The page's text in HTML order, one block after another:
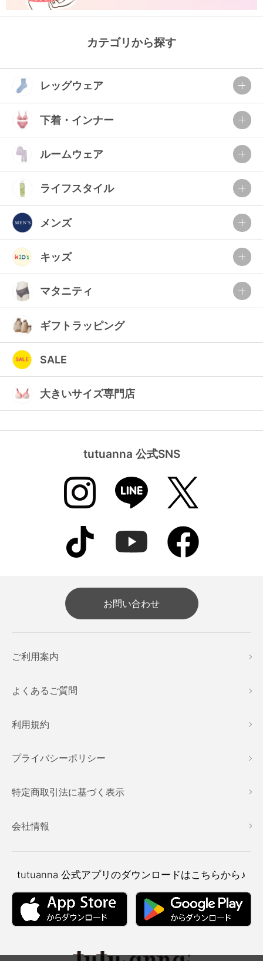
カテゴリから探す
レッグウェア
下着・インナー
ルームウェア
ライフスタイル
メンズ
キッズ
マタニティ
ギフトラッピング
SALE
大きいサイズ専門店
tutuanna 公式SNS
お問い合わせ
ご利用案内
よくあるご質問
利用規約
プライバシーポリシー
特定商取引法に基づく表示
会社情報
tutuanna 公式アプリのダウンロードはこちらから♪